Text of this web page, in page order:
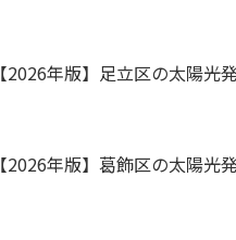
【2026年版】足立区の太陽光
【2026年版】葛飾区の太陽光